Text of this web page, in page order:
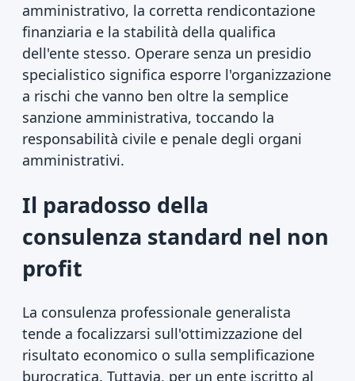
amministrativo, la corretta rendicontazione
finanziaria e la stabilità della qualifica
dell'ente stesso. Operare senza un presidio
specialistico significa esporre l'organizzazione
a rischi che vanno ben oltre la semplice
sanzione amministrativa, toccando la
responsabilità civile e penale degli organi
amministrativi.
Il paradosso della
consulenza standard nel non
profit
La consulenza professionale generalista
tende a focalizzarsi sull'ottimizzazione del
risultato economico o sulla semplificazione
burocratica. Tuttavia, per un ente iscritto al